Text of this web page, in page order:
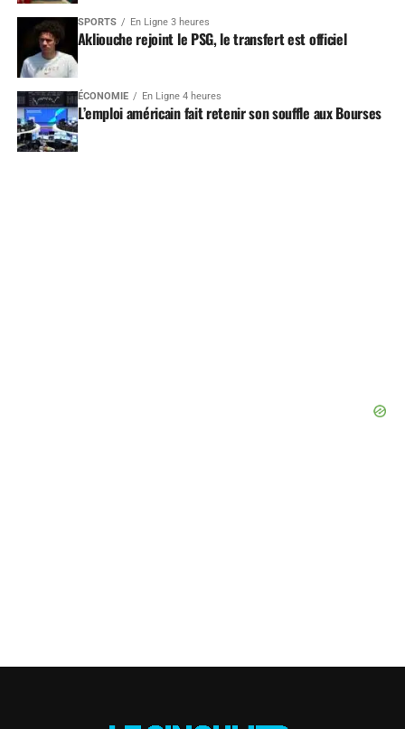
SPORTS En Ligne 3 heures
Akliouche rejoint le PSG, le transfert est officiel
ÉCONOMIE En Ligne 4 heures
L’emploi américain fait retenir son souffle aux Bourses